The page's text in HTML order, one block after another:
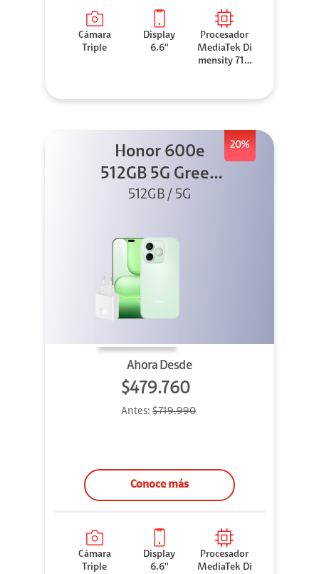
Cámara
Triple
Display
6.6''
Procesador
MediaTek Di
mensity 710
20%
Honor 600e
512GB 5G Green
+ 45W
512GB / 5G
Ahora Desde
$479.760
Antes: $719.990
Conoce más
Cámara
Triple
Display
6.6''
Procesador
MediaTek Di